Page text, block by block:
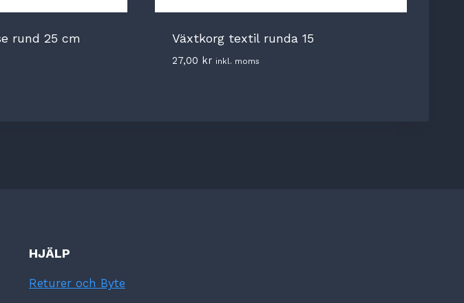
rund 25 cm Växtkorg textil runda 15
27,00 kr inkl. moms
HJÄLP
Returer och Byte